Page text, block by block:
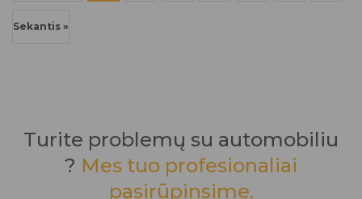
Sekantis »
Turite problemų su automobiliu
? Mes tuo profesionaliai
pasirūpinsime.